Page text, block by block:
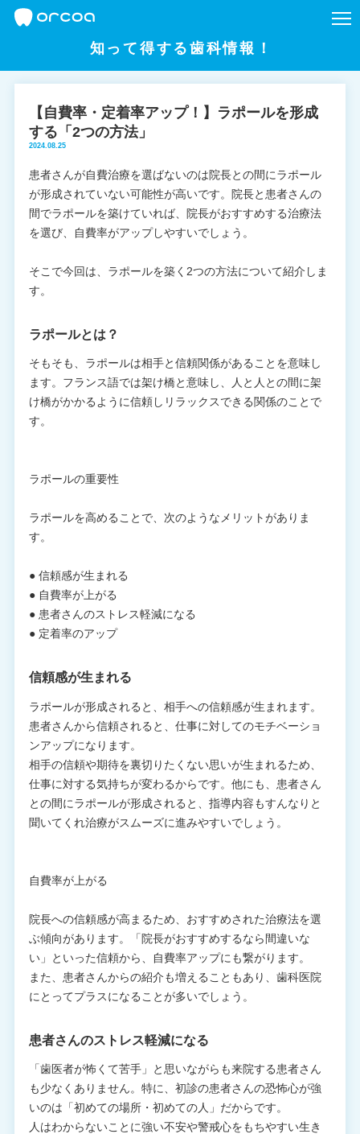
知って得する歯科情報！
【自費率・定着率アップ！】ラポールを形成
する「2つの方法」
2024.08.25
患者さんが自費治療を選ばないのは院長との間にラポール
が形成されていない可能性が高いです。院長と患者さんの
間でラポールを築けていれば、院長がおすすめする治療法
を選び、自費率がアップしやすいでしょう。
そこで今回は、ラポールを築く2つの方法について紹介しま
す。
ラポールとは？
そもそも、ラポールは相手と信頼関係があることを意味し
ます。フランス語では架け橋と意味し、人と人との間に架
け橋がかかるように信頼しリラックスできる関係のことで
す。
ラポールの重要性
ラポールを高めることで、次のようなメリットがありま
す。
● 信頼感が生まれる
● 自費率が上がる
● 患者さんのストレス軽減になる
● 定着率のアップ
信頼感が生まれる
ラポールが形成されると、相手への信頼感が生まれます。
患者さんから信頼されると、仕事に対してのモチベーショ
ンアップになります。
相手の信頼や期待を裏切りたくない思いが生まれるため、
仕事に対する気持ちが変わるからです。他にも、患者さん
との間にラポールが形成されると、指導内容もすんなりと
聞いてくれ治療がスムーズに進みやすいでしょう。
自費率が上がる
院長への信頼感が高まるため、おすすめされた治療法を選
ぶ傾向があります。「院長がおすすめするなら間違いな
い」といった信頼から、自費率アップにも繋がります。
また、患者さんからの紹介も増えることもあり、歯科医院
にとってプラスになることが多いでしょう。
患者さんのストレス軽減になる
「歯医者が怖くて苦手」と思いながらも来院する患者さん
も少なくありません。特に、初診の患者さんの恐怖心が強
いのは「初めての場所・初めての人」だからです。
人はわからないことに強い不安や警戒心をもちやすい生き